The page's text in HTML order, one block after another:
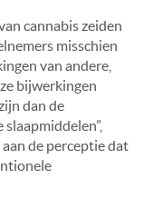
cannabis zeiden
misschien
van andere,
bijwerkingen
dan de
de perceptie dat